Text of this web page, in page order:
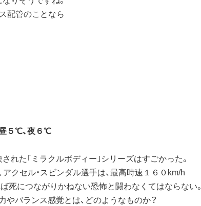
配管のことなら
５℃、夜６℃
れた｢ミラクルボディー｣シリーズはすごかった。
アクセル・スビンダル選手は、最高時速１６０km/h
死につながりかねない恐怖と闘わなくてはならない。
やバランス感覚とは、どのようなものか？